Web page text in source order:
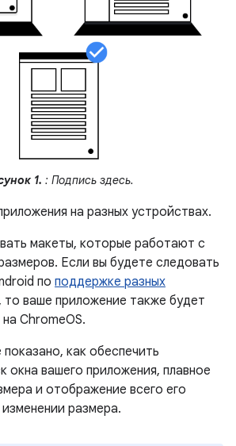
1. : Подпись здесь.
на разных устройствах.
макеты, которые работают с
Если вы будете следовать
по поддержке разных
то ваше приложение также будет
ChromeOS.
как обеспечить
окна вашего приложения, плавное
и отображение всего его
размера.